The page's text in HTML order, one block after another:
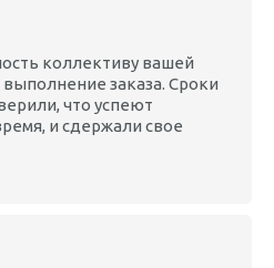
коллективу вашей
заказа. Сроки
что успеют
и сдержали свое